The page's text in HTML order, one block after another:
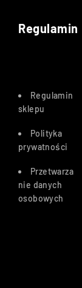
Regulamin
Regulamin
sklepu
Polityka
prywatności
Przetwarza
nie danych
osobowych